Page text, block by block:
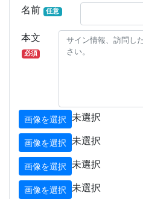
名前
任意
本文
必須
画像を選択 未選択
画像を選択 未選択
画像を選択 未選択
画像を選択 未選択